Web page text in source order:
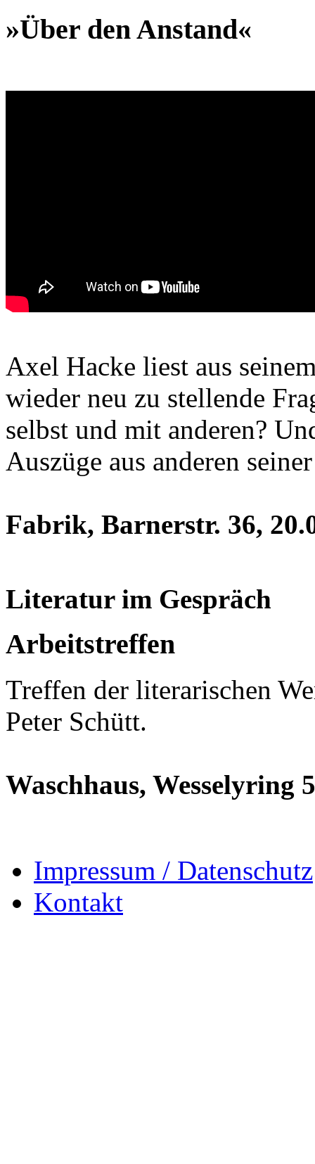
»Über den Anstand«
Axel Hacke liest aus
wieder neu zu stellende
selbst und mit anderen?
Auszüge aus anderen
Fabrik, Barnerstr. 36,
Literatur im Gespräch
Arbeitstreffen
Treffen der literarischen
Peter Schütt.
Waschhaus, Wesselyring
Impressum / Datenschutz
Kontakt